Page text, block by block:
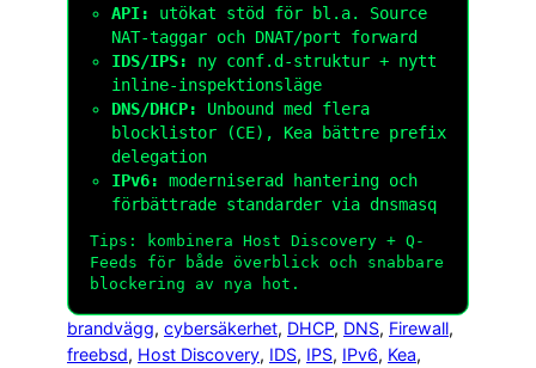
API:
utökat stöd för bl.a. Source
NAT-taggar och DNAT/port forward
IDS/IPS:
ny conf.d-struktur + nytt
inline-inspektionsläge
DNS/DHCP:
Unbound med flera
blocklistor (CE), Kea bättre prefix
delegation
IPv6:
moderniserad hantering och
förbättrade standarder via dnsmasq
Tips: kombinera Host Discovery + Q-
Feeds för både överblick och snabbare
blockering av nya hot.
brandvägg, cybersäkerhet, DHCP, DNS, Firewall
freebsd, Host Discovery, IDS, IPS, IPv6, Kea